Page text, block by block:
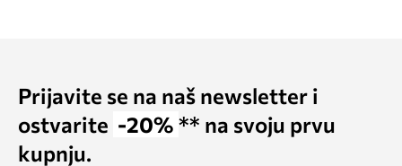
Prijavite se na naš newsletter i
ostvarite -20% ** na svoju prvu
kupnju.